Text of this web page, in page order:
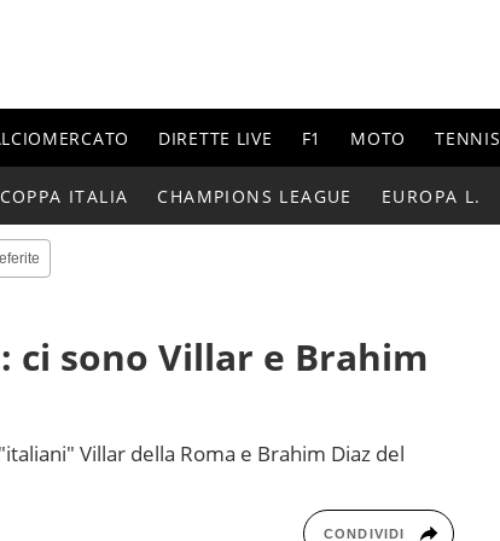
DIRETTE LIVE F1 MOTO TENNIS
COPPA ITALIA CHAMPIONS LEAGUE EUROPA L.
ci sono Villar e Brahim
Villar della Roma e Brahim Diaz del
CONDIVIDI